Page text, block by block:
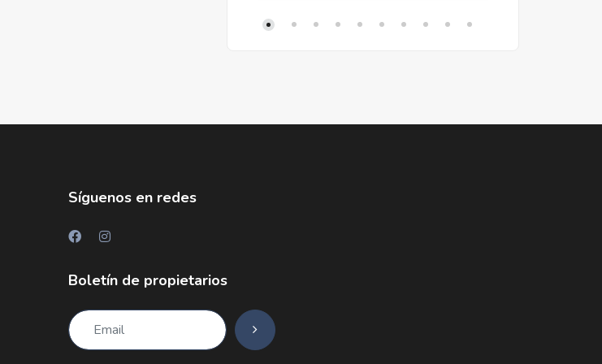
Síguenos en redes
Boletín de propietarios